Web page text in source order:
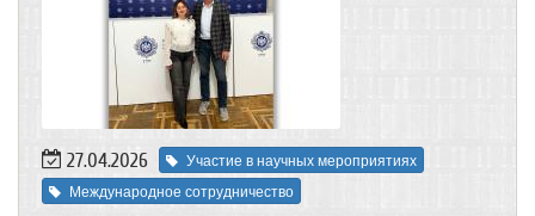
27.04.2026
Участие в научных мероприятиях
Международное сотрудничество